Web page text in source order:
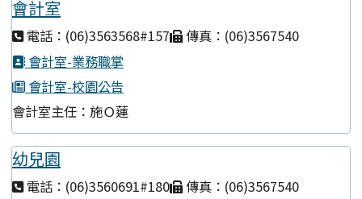
會計室
電話：(06)3563568#157
傳真：(06)3567540
會計室-業務職掌
會計室-校園公告
會計室主任：施Ｏ蓮
幼兒園
電話：(06)3560691#180
傳真：(06)3567540